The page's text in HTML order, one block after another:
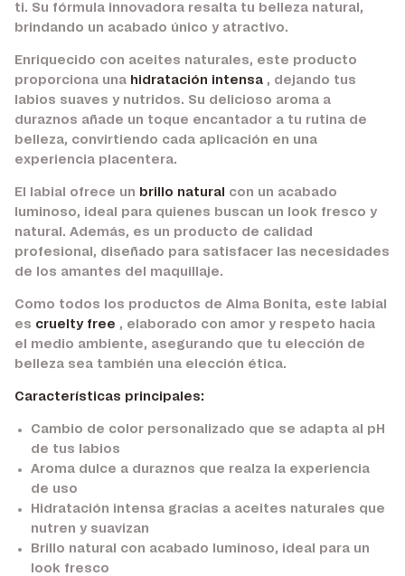
ti. Su fórmula innovadora resalta tu belleza natural,
brindando un acabado único y atractivo.
Enriquecido con aceites naturales, este producto
proporciona una hidratación intensa , dejando tus
labios suaves y nutridos. Su delicioso aroma a
duraznos añade un toque encantador a tu rutina de
belleza, convirtiendo cada aplicación en una
experiencia placentera.
El labial ofrece un brillo natural con un acabado
luminoso, ideal para quienes buscan un look fresco y
natural. Además, es un producto de calidad
profesional, diseñado para satisfacer las necesidades
de los amantes del maquillaje.
Como todos los productos de Alma Bonita, este labial
es cruelty free , elaborado con amor y respeto hacia
el medio ambiente, asegurando que tu elección de
belleza sea también una elección ética.
Características principales:
Cambio de color personalizado que se adapta al pH
de tus labios
Aroma dulce a duraznos que realza la experiencia
de uso
Hidratación intensa gracias a aceites naturales que
nutren y suavizan
Brillo natural con acabado luminoso, ideal para un
look fresco